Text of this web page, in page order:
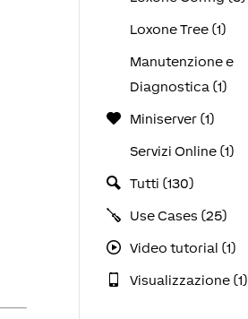
Loxone Tree (1)
Manutenzione e
Diagnostica (1)
Miniserver (1)
Servizi Online (1)
Tutti (130)
Use Cases (25)
Video tutorial (1)
Visualizzazione (1)